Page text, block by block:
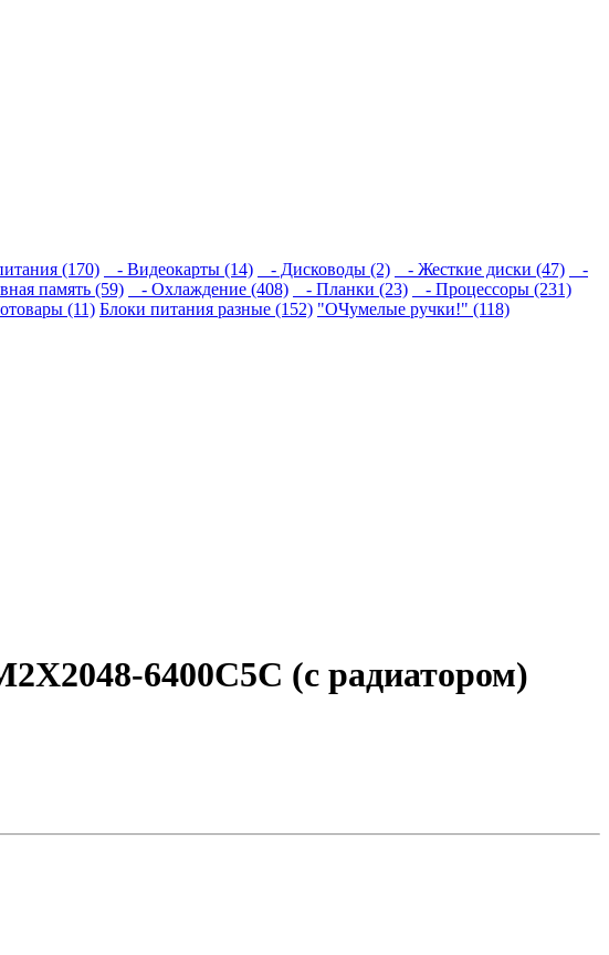
(170) - Видеокарты (14) - Дисководы (2) - Жесткие диски (47)
-
память (59) - Охлаждение (408) - Планки (23)
- Процессоры (231)
(11) Блоки питания разные (152) "ОЧумелые ручки!" (118)
6400C5C (с радиатором)